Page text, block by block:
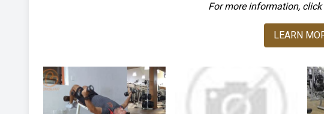
For more information,
LEARN